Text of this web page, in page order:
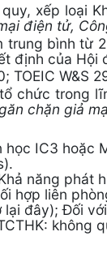
xếp loại
điện tử,
bình từ
định của Hội
W&S
chức trong
chặn giả
IC3 hoặc
năng phát
hợp liên
đây); Đối
không